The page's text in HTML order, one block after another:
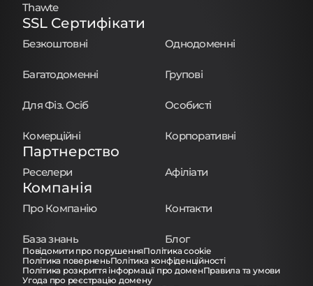
Thawte
SSL Сертифікати
Безкоштовні Однодоменні
Багатодоменні Групові
Для Фіз. Осіб Особисті
Комерційні Корпоративні
Партнерство
Реселери Афіліати
Компанія
Про Компанію Контакти
База знань Блог
Повідомити про порушенняПолітика cookie
Політика поверненьПолітика конфіденційності
Політика розкриття інформації про доменПравила та умови
Угода про реєстрацію домену